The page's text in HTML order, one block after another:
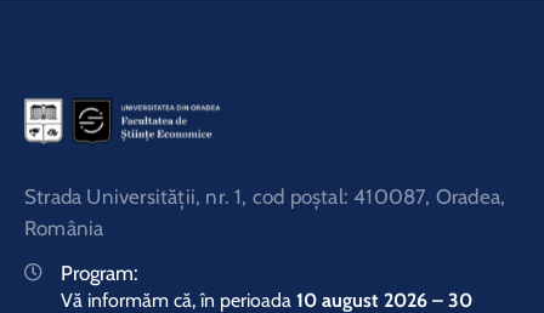
Strada Universităţii, nr. 1, cod poştal: 410087, Oradea,
România
Program:
Vă informăm că, în perioada 10 august 2026 – 30